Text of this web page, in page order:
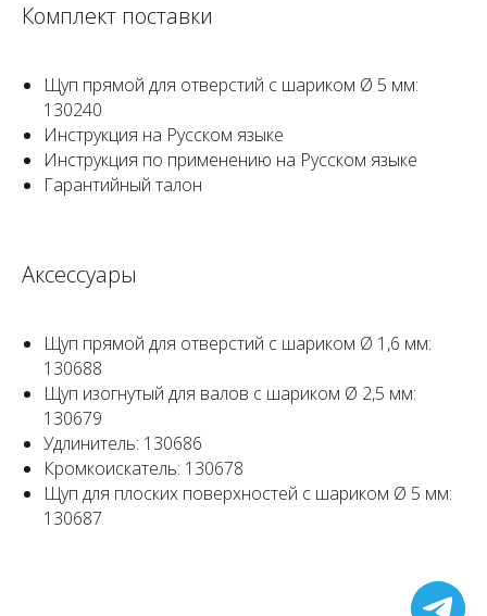
Комплект поставки
Щуп прямой для отверстий с шариком Ø 5 мм:
130240
Инструкция на Русском языке
Инструкция по применению на Русском языке
Гарантийный талон
Аксессуары
Щуп прямой для отверстий с шариком Ø 1,6 мм:
130688
Щуп изогнутый для валов с шариком Ø 2,5 мм:
130679
Удлинитель: 130686
Кромкоискатель: 130678
Щуп для плоских поверхностей с шариком Ø 5 мм:
130687